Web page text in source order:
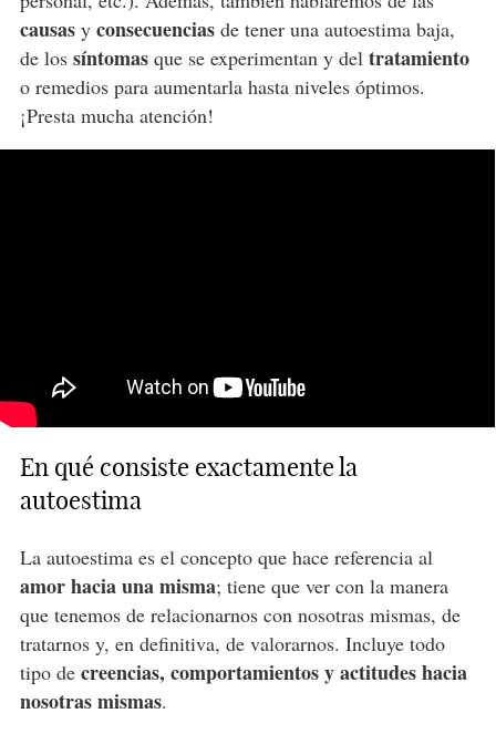
causasy consecuenciasde tener una autoestima baja,
de los síntomasque se experimentan y del tratamiento
o remedios para aumentarla hasta niveles óptimos.
¡Presta mucha atención!
En qué consiste exactamente la
autoestima
La autoestima es el concepto que hace referencia al
amor hacia una misma; tiene que ver con la manera
que tenemos de relacionarnos con nosotras mismas, de
tratarnos y, en definitiva, de valorarnos. Incluye todo
tipo de creencias, comportamientos y actitudes hacia
nosotras mismas.